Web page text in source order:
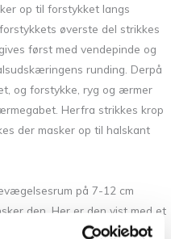
op til forstykket langs
øverste del strikkes
først med vendepinde og
runding. Derpå
og forstykke, ryg og ærmer
Herfra strikkes krop
der masker op til halskant
på 7-12 cm
den. Her er den vist med et